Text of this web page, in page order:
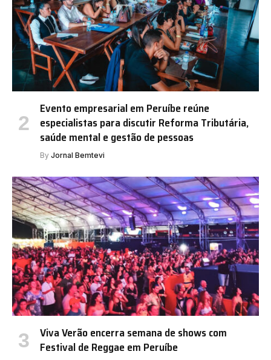
Evento empresarial em Peruíbe reúne
especialistas para discutir Reforma Tributária,
saúde mental e gestão de pessoas
By Jornal Bemtevi
Viva Verão encerra semana de shows com
Festival de Reggae em Peruíbe